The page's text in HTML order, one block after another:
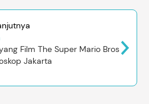
Film The Super Mario Bros
Jakarta